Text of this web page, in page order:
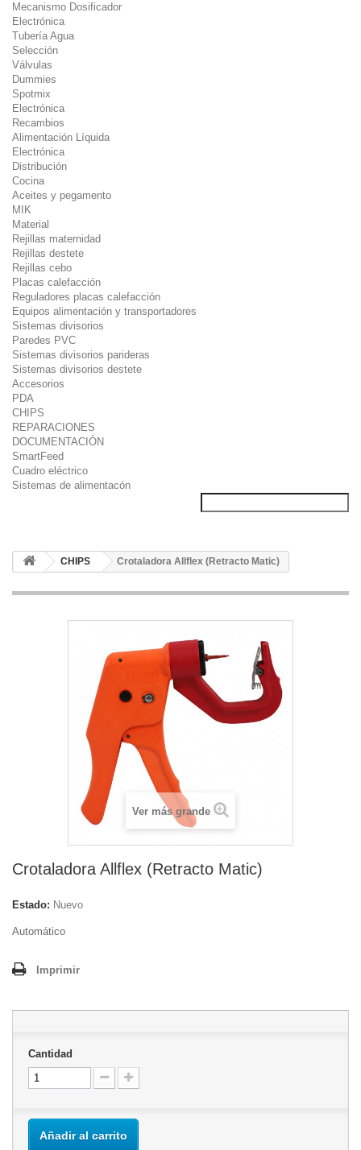
Mecanismo Dosificador
Electrónica
Tubería Agua
Selección
Válvulas
Dummies
Spotmix
Electrónica
Recambios
Alimentación Líquida
Electrónica
Distribución
Cocina
Aceites y pegamento
MIK
Material
Rejillas maternidad
Rejillas destete
Rejillas cebo
Placas calefacción
Reguladores placas calefacción
Equipos alimentación y transportadores
Sistemas divisorios
Paredes PVC
Sistemas divisorios parideras
Sistemas divisorios destete
Accesorios
PDA
CHIPS
REPARACIONES
DOCUMENTACIÓN
SmartFeed
Cuadro eléctrico
Sistemas de alimentacón
CHIPS Crotaladora Allflex (Retracto Matic)
Ver más grande
Crotaladora Allflex (Retracto Matic)
Estado: Nuevo
Automático
Imprimir
Cantidad
Añadir al carrito